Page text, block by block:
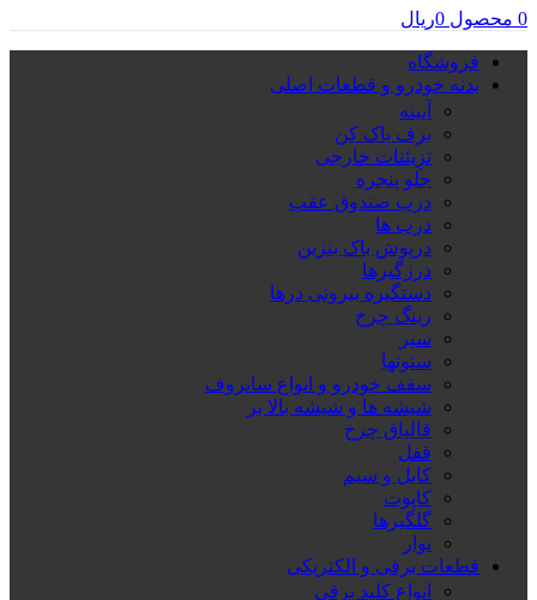
0 محصول 0ریال
فروشگاه
بدنه خودرو و قطعات اصلی
آیینه
برف پاک کن
تزِیئنات خارجی
جلو پنجره
درب صندوق عقب
درب ها
درپوش باک بنزین
درزگیرها
دستگیره بیرونی درها
رینگ چرخ
سپر
ستونها
سقف خودرو و انواع سانروف
شیشه ها و شیشه بالا بر
قالپاق چرخ
قفل
کابل و سیم
کاپوت
گلگیرها
نوار
قطعات برقی و الکتریکی
انواع کلید برقی